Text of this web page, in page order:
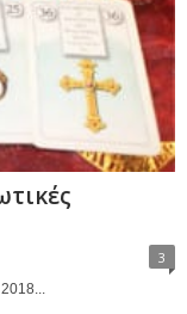
3
2018...